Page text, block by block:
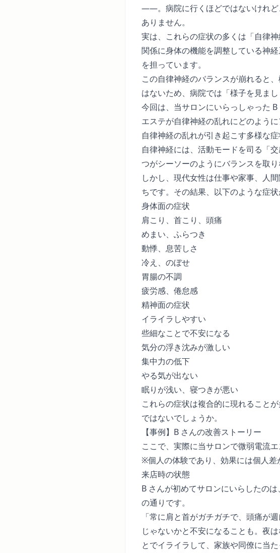
――。病院に行くほどではないけれど
ありません。
実は、これらの症状の多くは「自律
関係に身体の機能を調整している神
を担っています。
この自律神経のバランスが崩れると
はないため、病院では「様子を見ま
今回は、当サロンにいらっしゃった
エステが自律神経の乱れにどのよう
自律神経の乱れが引き起こす多様な症
自律神経には、活動モードを司る「
つがシーソーのようにバランスを取り
しかし、現代女性は仕事や家事、人
ちです。その結果、以下のような症状
身体面の症状
肩こり、首こり、頭痛
めまい、ふらつき
動悸、息苦しさ
冷え、のぼせ
胃腸の不調
疲労感、倦怠感
精神面の症状
イライラしやすい
些細なことで不安になる
気分の浮き沈みが激しい
集中力の低下
やる気が出ない
眠りが浅い、寝つきが悪い
これらの症状は複合的に現れること
ではないでしょうか。
【事例】B さんの改善ストーリー
ここで、実際に当サロンで微弱電流
※個人の体験であり、効果には個人差
来店時の状態
B さんが初めてサロンにいらしたの
の通りです。
「常に肩と首がガチガチで、頭痛が
じゃないかと不安になることも。夜
とでイライラして、家族や同僚に当